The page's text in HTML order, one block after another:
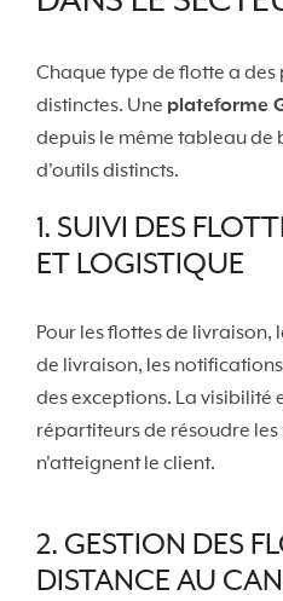
Chaque type de flotte a des
distinctes. Une plateforme
depuis le même tableau de
d'outils distincts.
1. SUIVI DES
ET LOGISTIQUE
Pour les flottes de livraison,
de livraison, les
des exceptions. La visibilité
répartiteurs de résoudre
n'atteignent le client.
2. GESTION DES
DISTANCE AU